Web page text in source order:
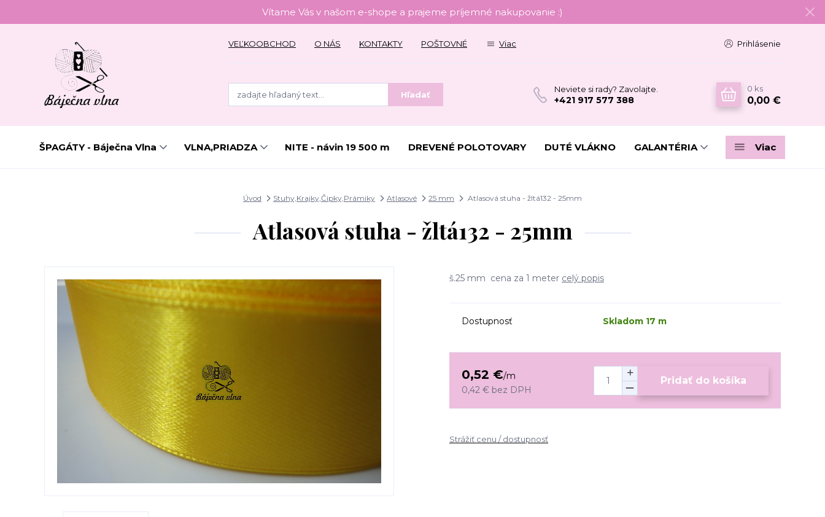
Vítame Vás v našom e-shope a prajeme príjemné nakupovanie :)
VEĽKOOBCHOD O NÁS KONTAKTY POŠTOVNÉ Viac Prihlásenie
Hľadať
Neviete si rady? Zavolajte.
+421 917 577 388
0 ks
0,00 €
ŠPAGÁTY - Báječna Vlna VLNA,PRIADZA NITE - návin 19 500 m DREVENÉ POLOTOVARY DUTÉ VLÁKNO GALANTÉRIA Viac
Úvod Stuhy,Krajky,Čipky,Prámiky Atlasové 25 mm Atlasová stuha - žltá132 - 25mm
Atlasová stuha - žltá132 - 25mm
š.25 mm cena za 1 meter celý popis
Dostupnosť Skladom 17 m
0,52 €/m
0,42 € bez DPH
Pridať do košíka
Strážiť cenu / dostupnosť